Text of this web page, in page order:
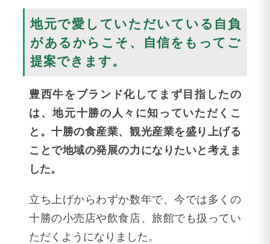
地元で愛していただいている自負
があるからこそ、自信をもってご
提案できます。
豊西牛をブランド化してまず目指したの
は、地元十勝の人々に知っていただくこ
と。十勝の食産業、観光産業を盛り上げる
ことで地域の発展の力になりたいと考えま
した。
立ち上げからわずか数年で、今では多くの
十勝の小売店や飲食店、旅館でも扱ってい
ただくようになりました。